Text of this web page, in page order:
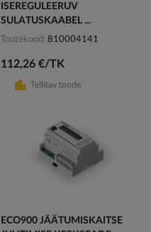
ISEREGULEERUV
SULATUSKAABEL ...
Tootekood 810004141
112,26 €/TK
Tellitav toode
ECO900 JÄÄTUMISKAITSE